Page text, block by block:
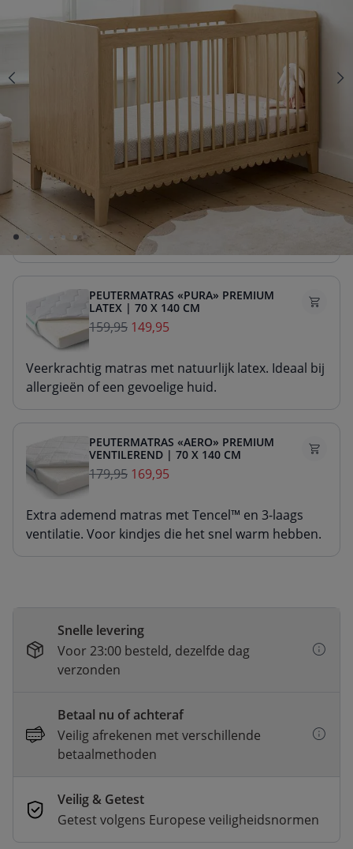
KLIK EN BESTEL
Kies een matras met 10 € korting
PEUTERMATRAS «NOVA» PREMIUM
SCHUIM | 70 X 140 CM
89,95
Stevig matras van duurzaam schuim. Voor goede
ondersteuning van de slaaphouding.
PEUTERMATRAS «PURA» PREMIUM
LATEX | 70 X 140 CM
159,95 149,95
Veerkrachtig matras met natuurlijk latex. Ideaal bij
allergieën of een gevoelige huid.
PEUTERMATRAS «AERO» PREMIUM
VENTILEREND | 70 X 140 CM
179,95 169,95
Extra ademend matras met Tencel™ en 3-laags
ventilatie. Voor kindjes die het snel warm hebben.
Snelle levering
Voor 23:00 besteld, dezelfde dag
verzonden
Betaal nu of achteraf
Veilig afrekenen met verschillende
betaalmethoden
Veilig & Getest
Getest volgens Europese veiligheidsnormen